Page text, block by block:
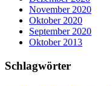
November 2020
Oktober 2020
September 2020
Oktober 2013
Schlagwörter